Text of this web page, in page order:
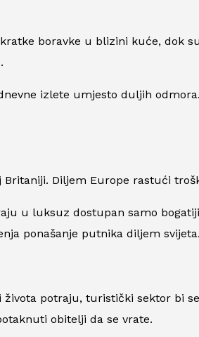
boravke u blizini kuće, dok
izlete umjesto duljih
Diljem Europe rastući
u luksuz dostupan samo
ponašanje putnika diljem svijeta.
potraju, turistički sektor bi
obitelji da se vrate.